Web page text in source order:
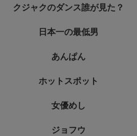
クジャクのダンス誰が見た？
日本一の最低男
あんぱん
ホットスポット
女優めし
ジョフウ